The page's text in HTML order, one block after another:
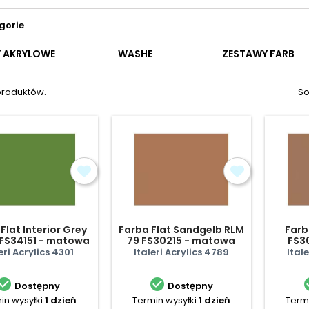
AKRYLOWE WASHE ZESTAWY FARB
Interior Grey
- matowa
Acrylics 4301
Dostępny
wysyłki 1 dzień
Farba Flat Sandgelb RLM
79 FS30215 - matowa
Italeri Acrylics 4789
 Dostępny
Termin wysyłki 1 dzień